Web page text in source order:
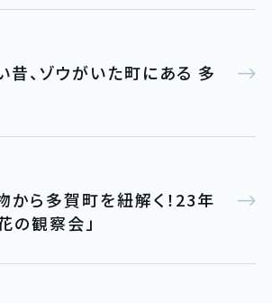
昔、ゾウがいた町にある 多
から多賀町を紐解く！23年
の観察会」